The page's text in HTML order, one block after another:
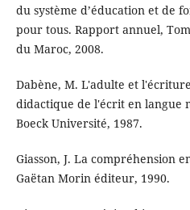
du système d’éducation et de
pour tous. Rapport annuel,
du Maroc, 2008.
Dabène, M. L'adulte et
didactique de l'écrit en langue
Boeck Université, 1987.
Giasson, J. La compréhension
Gaëtan Morin éditeur, 1990.